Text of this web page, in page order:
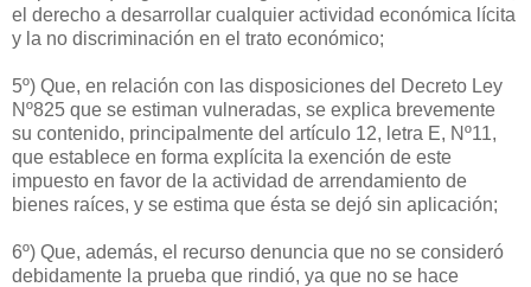
el derecho a desarrollar cualquier actividad económica lícita
y la no discriminación en el trato económico;
5º) Que, en relación con las disposiciones del Decreto Ley
Nº825 que se estiman vulneradas, se explica brevemente
su contenido, principalmente del artículo 12, letra E, Nº11,
que establece en forma explícita la exención de este
impuesto en favor de la actividad de arrendamiento de
bienes raíces, y se estima que ésta se dejó sin aplicación;
6º) Que, además, el recurso denuncia que no se consideró
debidamente la prueba que rindió, ya que no se hace